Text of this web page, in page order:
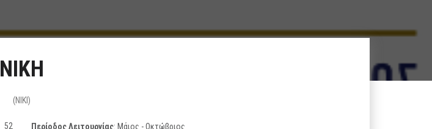
ΝΙΚΗ
(NIKI)
52 Περίοδος Λειτουργίας: Μάιος - Οκτώβριος